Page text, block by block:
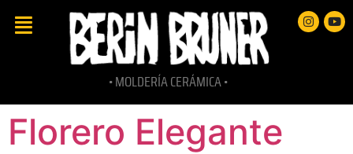
• MOLDERÍA CERÁMICA •
Florero Elegante